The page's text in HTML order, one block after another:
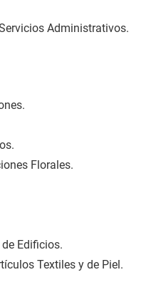
Administrativos.
Florales.
Edificios.
Textiles y de Piel.